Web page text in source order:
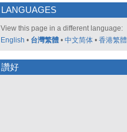
LANGUAGES
View this page in a different language:
English • 台灣繁體 • 中文简体 • 香港繁體
讚好